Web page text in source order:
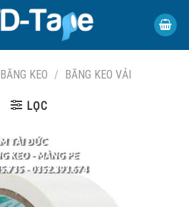
BĂNG KEO / BĂNG KEO VẢI
LỌC